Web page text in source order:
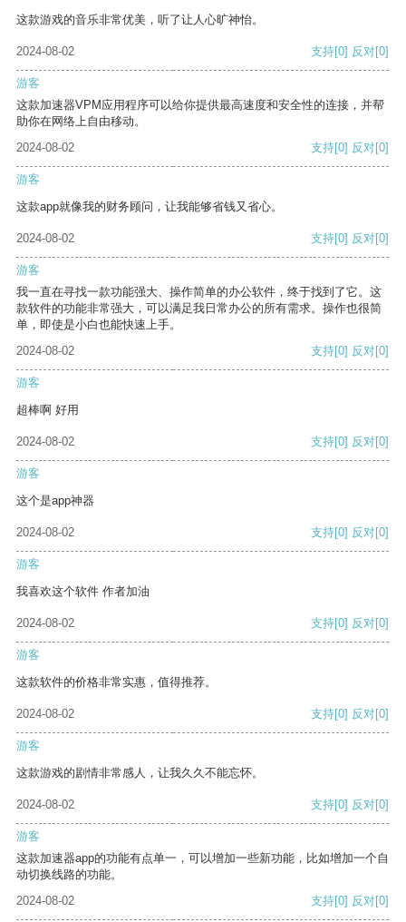
这款游戏的音乐非常优美，听了让人心旷神怡。
2024-08-02 支持[0] 反对[0]
游客
这款加速器VPM应用程序可以给你提供最高速度和安全性的连接，并帮
助你在网络上自由移动。
2024-08-02
支持[0] 反对[0]
游客
这款app就像我的财务顾问，让我能够省钱又省心。
2024-08-02 支持[0] 反对[0]
游客
我一直在寻找一款功能强大、操作简单的办公软件，终于找到了它。这
款软件的功能非常强大，可以满足我日常办公的所有需求。操作也很简
单，即使是小白也能快速上手。
2024-08-02
支持[0] 反对[0]
游客
超棒啊 好用
2024-08-02 支持[0] 反对[0]
游客
这个是app神器
2024-08-02 支持[0] 反对[0]
游客
我喜欢这个软件 作者加油
2024-08-02 支持[0] 反对[0]
游客
这款软件的价格非常实惠，值得推荐。
2024-08-02 支持[0] 反对[0]
游客
这款游戏的剧情非常感人，让我久久不能忘怀。
2024-08-02 支持[0] 反对[0]
游客
这款加速器app的功能有点单一，可以增加一些新功能，比如增加一个自
动切换线路的功能。
2024-08-02
支持[0] 反对[0]